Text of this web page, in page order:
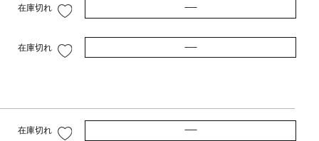
在庫切れ —
在庫切れ —
在庫切れ —